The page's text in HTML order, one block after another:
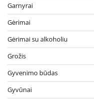
Garnyrai
Gėrimai
Gėrimai su alkoholiu
Grožis
Gyvenimo būdas
Gyvūnai